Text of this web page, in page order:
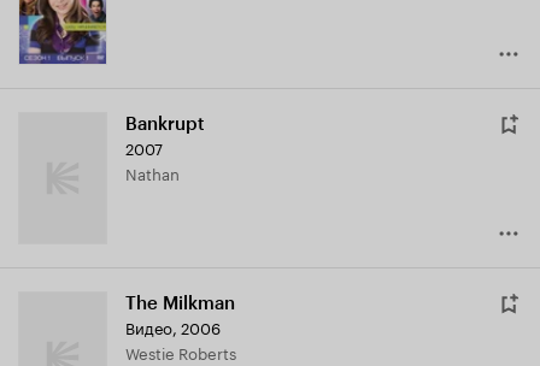
Bankrupt
2007
Nathan
The Milkman
Видео, 2006
Westie Roberts